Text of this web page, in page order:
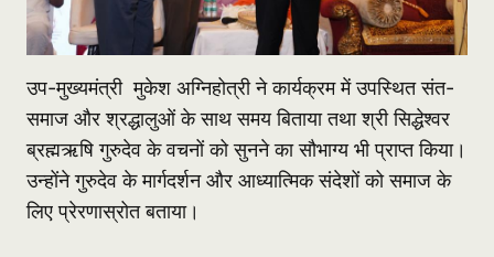
उप-मुख्यमंत्री मुकेश अग्निहोत्री ने कार्यक्रम में उपस्थित संत-
समाज और श्रद्धालुओं के साथ समय बिताया तथा श्री सिद्धेश्वर
ब्रह्मऋषि गुरुदेव के वचनों को सुनने का सौभाग्य भी प्राप्त किया।
उन्होंने गुरुदेव के मार्गदर्शन और आध्यात्मिक संदेशों को समाज के
लिए प्रेरणास्रोत बताया।